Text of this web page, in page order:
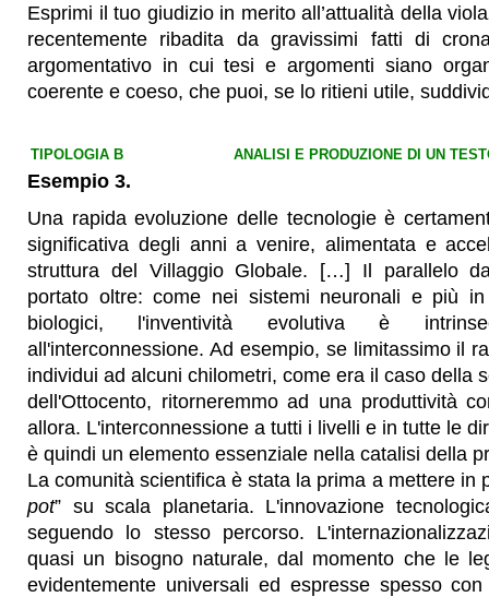
Esprimi il tuo giudizio in merito all’attualità della
recentemente ribadita da gravissimi fatti di
argomentativo in cui tesi e argomenti siano
coerente e coeso, che puoi, se lo ritieni utile,
TIPOLOGIA B ANALISI E PRODUZIONE DI UN
Esempio 3.
Una rapida evoluzione delle tecnologie è
significativa degli anni a venire, alimentata e
struttura del Villaggio Globale. […] Il parallelo
portato oltre: come nei sistemi neuronali e più
biologici, l'inventività evolutiva è
all'interconnessione. Ad esempio, se limitassimo il
individui ad alcuni chilometri, come era il caso della
dell'Ottocento, ritorneremmo ad una produttività
allora. L'interconnessione a tutti i livelli e in tutte le
è quindi un elemento essenziale nella catalisi della
La comunità scientifica è stata la prima a mettere in
pot” su scala planetaria. L'innovazione
seguendo lo stesso percorso.
quasi un bisogno naturale, dal momento che le
evidentemente universali ed espresse spesso